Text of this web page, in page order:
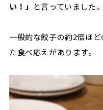
い！」
と言っていました。
一般的な餃子の約2倍ほ
た食べ応えがあります。